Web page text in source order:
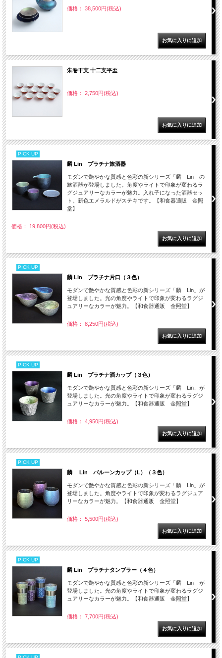
価格： 38,500円(税込)
朱巻干支 十二支平盃
価格： 2,750円(税込)
PICK UP
麟 Lin プラチナ旅酒器
モダンで艶やかな質感と色彩の新シリーズ「麟 Lin」の
旅酒器が登場しました。角度やライトで印象が変わるラ
グジュアリーなカラーが魅力。入れ子になった酒器セッ
ト。新色エメラルドがステキです。【和食器通販 金照
堂】
価格： 19,800円(税込)
PICK UP
麟 Lin プラチナ片口（３色）
モダンで艶やかな質感と色彩の新シリーズ「麟 Lin」が
登場しました。光の角度やライトで印象が変わるラグジ
ュアリーなカラーが魅力。【和食器通販 金照堂】
価格： 8,250円(税込)
PICK UP
麟 Lin プラチナ酒カップ（３色）
モダンで艶やかな質感と色彩の新シリーズ「麟 Lin」が
登場しました。光の角度やライトで印象が変わるラグジ
ュアリーなカラーが魅力。【和食器通販 金照堂】
価格： 4,950円(税込)
PICK UP
麟 Lin バルーンカップ（L）（３色）
モダンで艶やかな質感と色彩の新シリーズ「麟 Lin」が
登場しました。角度やライトで印象が変わるラグジュア
リーなカラーが魅力。【和食器通販 金照堂】
価格： 5,500円(税込)
PICK UP
麟 Lin プラチナタンブラー（４色）
モダンで艶やかな質感と色彩の新シリーズ「麟 Lin」が
登場しました。光の角度やライトで印象が変わるラグジ
ュアリーなカラーが魅力。【和食器通販 金照堂】
価格： 7,700円(税込)